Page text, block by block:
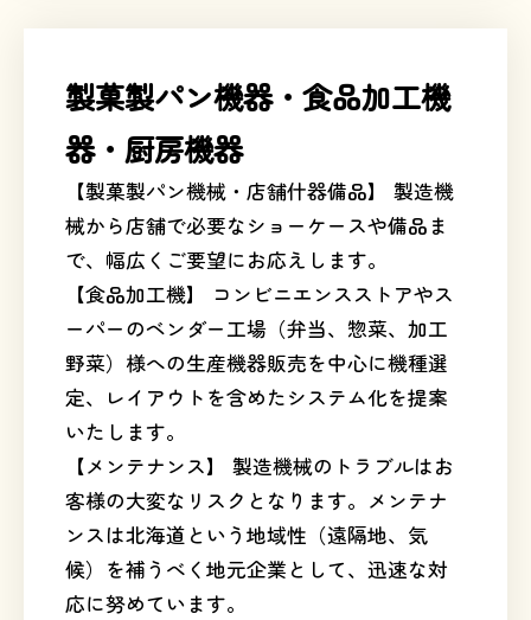
製菓製パン機器・食品加工機
器・厨房機器
【製菓製パン機械・店舗什器備品】 製造機
械から店舗で必要なショーケースや備品ま
で、幅広くご要望にお応えします。
【食品加工機】 コンビニエンスストアやス
ーパーのベンダー工場（弁当、惣菜、加工
野菜）様への生産機器販売を中心に機種選
定、レイアウトを含めたシステム化を提案
いたします。
【メンテナンス】 製造機械のトラブルはお
客様の大変なリスクとなります。メンテナ
ンスは北海道という地域性（遠隔地、気
候）を補うべく地元企業として、迅速な対
応に努めています。